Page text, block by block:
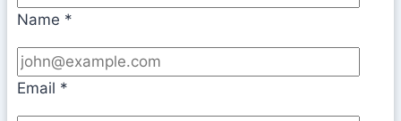
Name *
Email *